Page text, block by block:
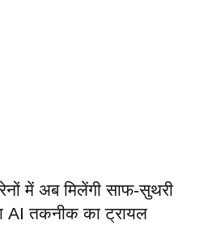
में अब मिलेंगी साफ-सुथरी
AI तकनीक का ट्रायल